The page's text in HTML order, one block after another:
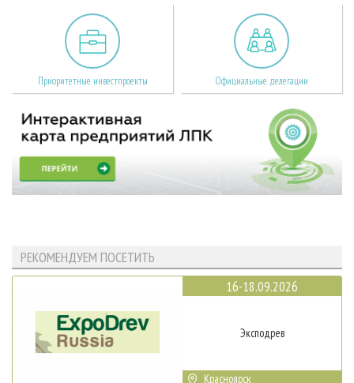
Приоритетные инвестпроекты Официальные делегации
РЕКОМЕНДУЕМ ПОСЕТИТЬ
16-18.09.2026
Эксподрев
Красноярск